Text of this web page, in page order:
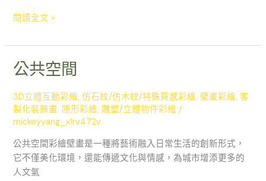
閱讀全文 »
公共空間
3D立體互動彩繪,仿石紋/仿木紋/特殊質感彩繪,壁畫彩繪,客
製化裝飾畫, 隱形彩繪,雕塑/立體物件彩繪 /
mickeyyang_x1rv472v
公共空間彩繪壁畫是一種將藝術融入日常生活的創新形式，
它不僅美化環境，還能傳遞文化與情感，為城市增添更多的
人文氣
公
共
空
間